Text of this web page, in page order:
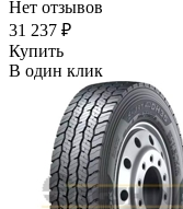
Нет отзывов
31 237 ₽
Купить
В один клик